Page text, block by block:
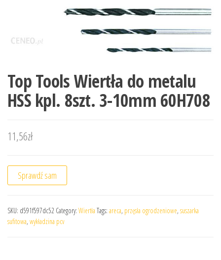
Top Tools Wiertła do metalu
HSS kpl. 8szt. 3-10mm 60H708
11,56zł
Sprawdź sam
SKU: d591f597dc52 Category: Wiertła Tags: areca, przęsła ogrodzeniowe, suszarka
sufitowa, wykładzina pcv